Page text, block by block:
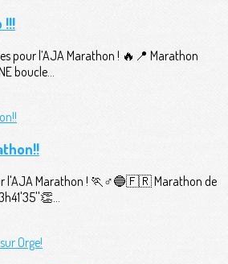
!!!
pour l’AJA Marathon ! 🔥📍 Marathon
boucle...
l'AJA Marathon ! 🏃♂️🔵🇫🇷 Marathon de